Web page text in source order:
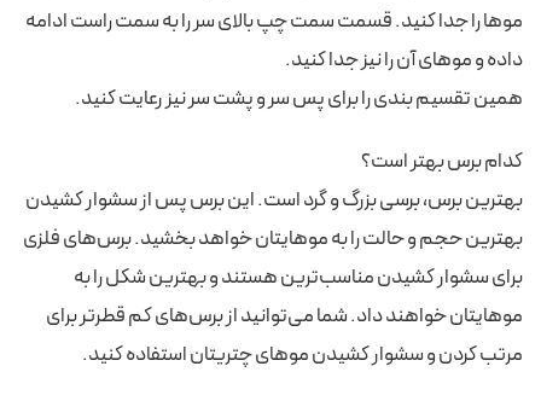
موها را جدا کنید. قسمت سمت چپ بالای سر را به سمت راست ادامه
داده و موهای آن را نیز جدا کنید.
همین تقسیم بندی را برای پس سر و پشت سر نیز رعایت کنید.
کدام برس بهتر است؟
بهترین برس، برسی بزرگ و گرد است. این برس پس از سشوار کشیدن
بهترین حجم و حالت را به موهایتان خواهد بخشید. برس‌های فلزی
برای سشوار کشیدن مناسب‌ترین هستند و بهترین شکل را به
موهایتان خواهند داد. شما می‌توانید از برس‌های کم قطرتر برای
مرتب کردن و سشوار کشیدن موهای چتریتان استفاده کنید.